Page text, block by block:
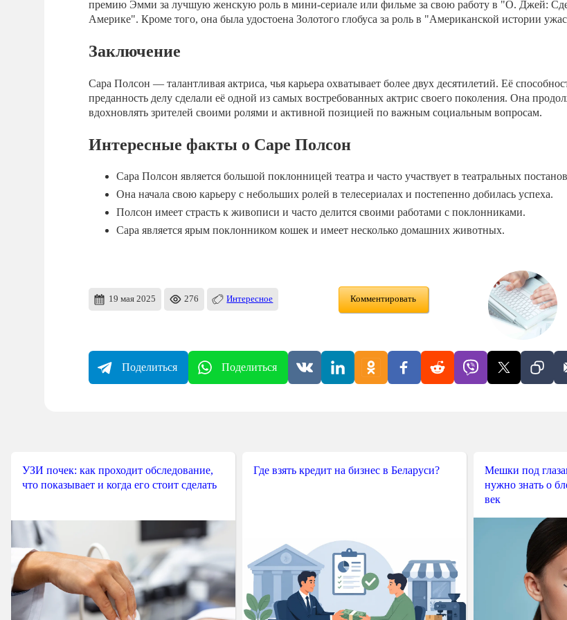
премию Эмми за лучшую женскую роль в мини-сериале или фильме за свою работу в "О. Джей:
Америке". Кроме того, она была удостоена Золотого глобуса за роль в "Американской истории
Заключение
Сара Полсон — талантливая актриса, чья карьера охватывает более двух десятилетий. Её
преданность делу сделали её одной из самых востребованных актрис своего поколения. Она
вдохновлять зрителей своими ролями и активной позицией по важным социальным вопросам.
Интересные факты о Саре Полсон
Сара Полсон является большой поклонницей театра и часто участвует в театральных
Она начала свою карьеру с небольших ролей в телесериалах и постепенно добилась успеха.
Полсон имеет страсть к живописи и часто делится своими работами с поклонниками.
Сара является ярым поклонником кошек и имеет несколько домашних животных.
19 мая 2025 276 Интересное Комментировать
Поделиться Поделиться
УЗИ почек: как проходит обследование,
что показывает и когда его стоит сделать
Где взять кредит на бизнес в Беларуси?
Мешки под
нужно знать о
век